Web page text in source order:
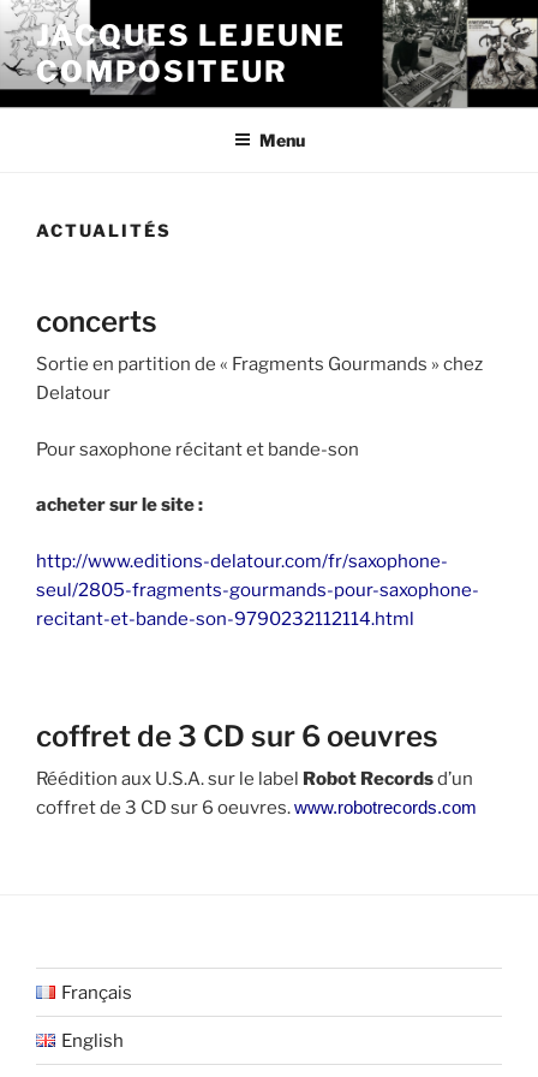
Aller
au
contenu
JACQUES LEJEUNE
COMPOSITEUR
Menu
ACTUALITÉS
concerts
Sortie en partition de « Fragments Gourmands » chez
Delatour
Pour saxophone récitant et bande-son
acheter sur le site :
http://www.editions-delatour.com/fr/saxophone-
seul/2805-fragments-gourmands-pour-saxophone-
recitant-et-bande-son-9790232112114.html
coffret de 3 CD sur 6 oeuvres
Réédition aux U.S.A. sur le label Robot Recordsd’un
coffret de 3 CD sur 6 oeuvres.www.robotrecords.com
Français
English